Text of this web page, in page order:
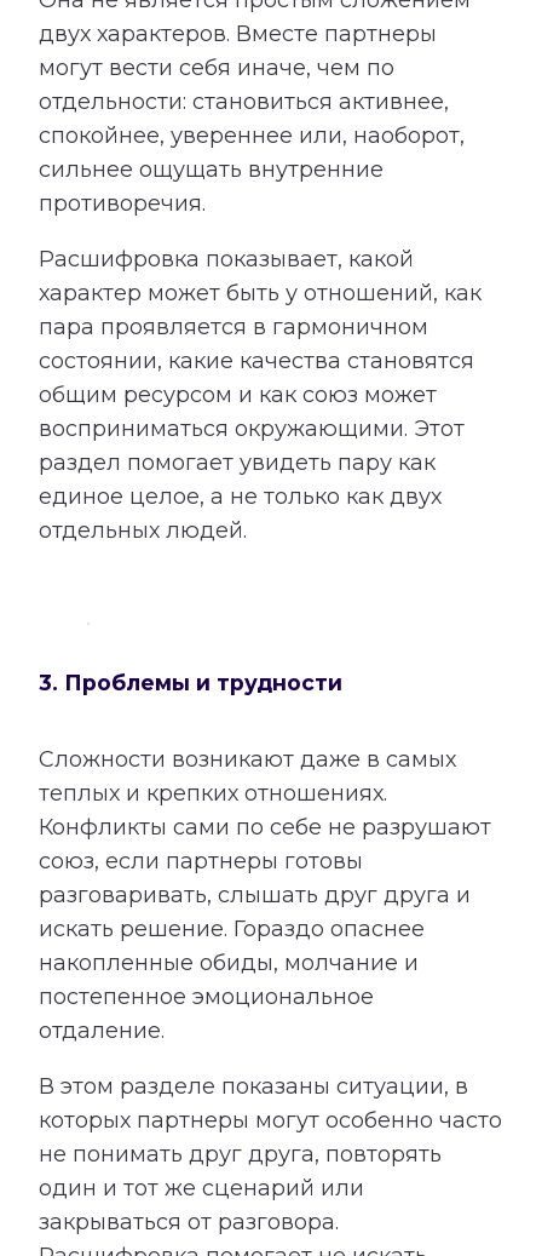
двух характеров. Вместе партнеры
могут вести себя иначе, чем по
отдельности: становиться активнее,
спокойнее, увереннее или, наоборот,
сильнее ощущать внутренние
противоречия.
Расшифровка показывает, какой
характер может быть у отношений, как
пара проявляется в гармоничном
состоянии, какие качества становятся
общим ресурсом и как союз может
восприниматься окружающими. Этот
раздел помогает увидеть пару как
единое целое, а не только как двух
отдельных людей.
3. Проблемы и трудности
Сложности возникают даже в самых
теплых и крепких отношениях.
Конфликты сами по себе не разрушают
союз, если партнеры готовы
разговаривать, слышать друг друга и
искать решение. Гораздо опаснее
накопленные обиды, молчание и
постепенное эмоциональное
отдаление.
В этом разделе показаны ситуации, в
которых партнеры могут особенно часто
не понимать друг друга, повторять
один и тот же сценарий или
закрываться от разговора.